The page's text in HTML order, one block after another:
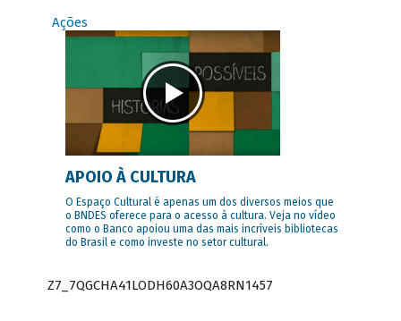
Ações
APOIO À CULTURA
O Espaço Cultural é apenas um dos diversos meios que
o BNDES oferece para o acesso à cultura. Veja no vídeo
como o Banco apoiou uma das mais incríveis bibliotecas
do Brasil e como investe no setor cultural.
Z7_7QGCHA41LODH60A3OQA8RN1457